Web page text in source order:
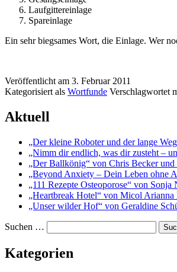
Laufgittereinlage
Spareinlage
Ein sehr bieg­sa­mes Wort, die Einlage. Wer
Veröffentlicht am 3. Februar 2011
Kategorisiert als Wortfunde Verschlagwortet
Aktuell
„Der kleine Roboter und der lange
„Nimm dir endlich, was dir zusteht –
„Der Ballkönig“ von Chris Becker
„Beyond Anxiety – Dein Leben ohne
„111 Rezepte Osteoporose“ von Sonja
„Heartbreak Hotel“ von Micol
„Unser wilder Hof“ von Geraldine
Suchen …
Kategorien